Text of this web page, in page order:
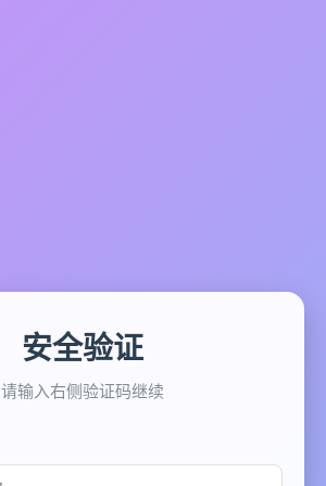
安全验证
请输入右侧验证码继续